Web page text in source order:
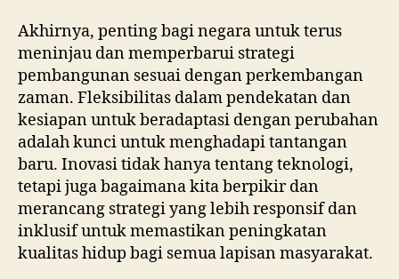
Akhirnya, penting bagi negara untuk terus
meninjau dan memperbarui strategi
pembangunan sesuai dengan perkembangan
zaman. Fleksibilitas dalam pendekatan dan
kesiapan untuk beradaptasi dengan perubahan
adalah kunci untuk menghadapi tantangan
baru. Inovasi tidak hanya tentang teknologi,
tetapi juga bagaimana kita berpikir dan
merancang strategi yang lebih responsif dan
inklusif untuk memastikan peningkatan
kualitas hidup bagi semua lapisan masyarakat.